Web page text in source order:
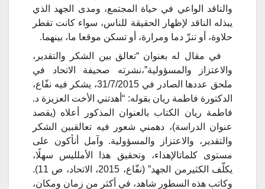
والناقد الواعي في حياة المجتمع، ومدى الجهد الذي
يبذله الناقد لإظهار الحقيقة للناس، سواء كانت تقطر
حلاوة، أو تنزّ دما ومرارة، أو تسكن موقعا ما، بينهما.
في مقال له بعنوان “تعالق بين الشكر
والتقدير،
والاعتزاز
والمسؤولية”،نشرته صحيفة الاتحاد في
ملحق عددها الصادر في 31/7/2015، يشكر فيه نفّاع،
الدكتورة فاطمة ريان بقوله: “أهدتني الأخت العزيزة د.
فاطمة ريان الكتاب بالعنوان المذكور
أعلاه (يقصد
عنوان الدراسة)، دهمني شعور فيه تعالقبين
الشكر
والتقدير،
والاعتزاز والمسؤولية. وآمل أنأكون
على
مستوى
كلماتالإهداء، وتحقيق هذا الأملليس
سهلًا،
يكلّف
الكثير من
الجهد” (نفّاع، 2015، الاتحاد، ص 11).
وكاتب هذه السطور شاهد، في أكثر من زمان ومكان،